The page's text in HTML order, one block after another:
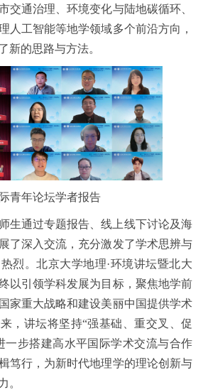
交通治理、环境变化与陆地碳循环、
人工智能等地学领域多个前沿方向，
新的思路与方法。
青年论坛学者报告
生通过专题报告、线上线下讨论及海
了深入交流，充分激发了学术思辨与
烈。北京大学地理·环境讲坛暨北大
以引领学科发展为目标，聚焦地学前
家重大战略和建设美丽中国提供学术
，讲坛将坚持“强基础、重交叉、促
一步搭建高水平国际学术交流与合作
笃行，为新时代地理学的理论创新与
。